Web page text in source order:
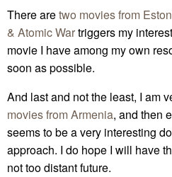
There aretwo movies from
& Atomic Wartriggers my
movie I have among my own
soon as possible.
And last and not the least, I am
movies from Armenia, and then
seems to be a very interesting
approach. I do hope I will have
not too distant future.